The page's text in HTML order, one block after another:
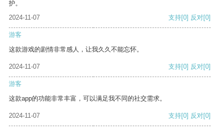
护。
2024-11-07
支持[0] 反对[0]
游客
这款游戏的剧情非常感人，让我久久不能忘怀。
2024-11-07 支持[0] 反对[0]
游客
这款app的功能非常丰富，可以满足我不同的社交需求。
2024-11-07 支持[0] 反对[0]